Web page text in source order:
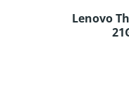
Lenovo